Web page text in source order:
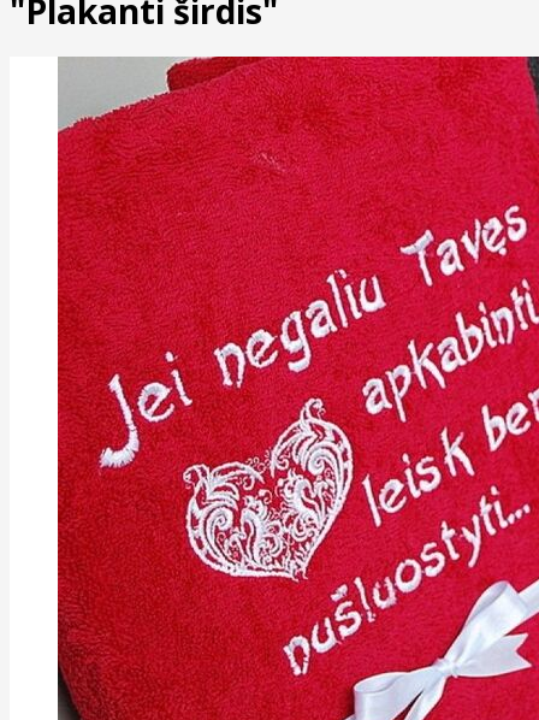
"Plakanti širdis"